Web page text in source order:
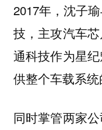
2017年，沈子
技，主攻汽车
通科技作为星
供整个车载系统
同时掌管两家